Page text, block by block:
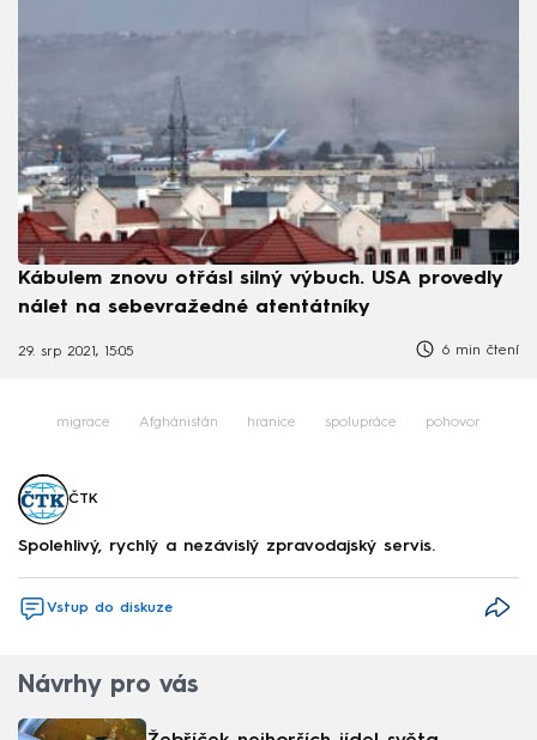
Kábulem znovu otřásl silný výbuch. USA provedly
nálet na sebevražedné atentátníky
29. srp 2021, 15:05 6 min čtení
migrace Afghánistán hranice spolupráce pohovor
ČTK
Spolehlivý, rychlý a nezávislý zpravodajský servis.
Vstup do diskuze
Návrhy pro vás